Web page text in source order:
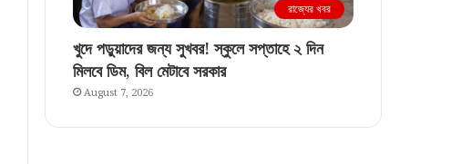
রাজ্যের খবর
খুদে পড়ুয়াদের জন্য সুখবর! স্কুলে সপ্তাহে ২ দিন
মিলবে ডিম, বিল মেটাবে সরকার
August 7, 2026